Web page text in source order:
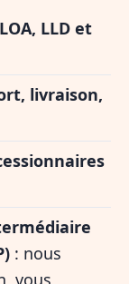
LLD et
livraison,
: nous